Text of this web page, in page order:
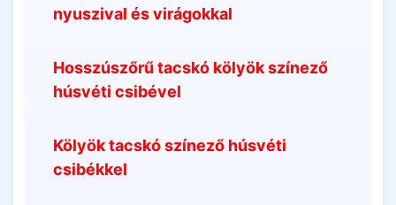
nyuszival és virágokkal
Hosszúszőrű tacskó kölyök színező
húsvéti csibével
Kölyök tacskó színező húsvéti
csibékkel